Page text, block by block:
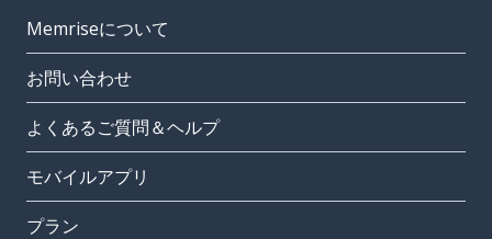
Memriseについて
お問い合わせ
よくあるご質問＆ヘルプ
モバイルアプリ
プラン